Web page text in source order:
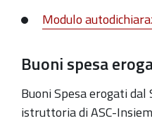
Modulo
Buoni spesa
Buoni Spesa erogati dal
istruttoria di ASC-